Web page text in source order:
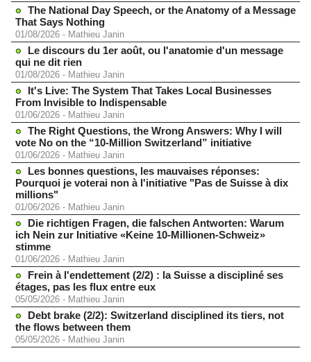
The National Day Speech, or the Anatomy of a Message
That Says Nothing
01/08/2026 - Mathieu Janin
Le discours du 1er août, ou l'anatomie d'un message
qui ne dit rien
01/08/2026 - Mathieu Janin
It's Live: The System That Takes Local Businesses
From Invisible to Indispensable
01/06/2026 - Mathieu Janin
The Right Questions, the Wrong Answers: Why I will
vote No on the “10-Million Switzerland” initiative
01/06/2026 - Mathieu Janin
Les bonnes questions, les mauvaises réponses:
Pourquoi je voterai non à l'initiative "Pas de Suisse à dix
millions"
01/06/2026 - Mathieu Janin
Die richtigen Fragen, die falschen Antworten: Warum
ich Nein zur Initiative «Keine 10-Millionen-Schweiz»
stimme
01/06/2026 - Mathieu Janin
Frein à l'endettement (2/2) : la Suisse a discipliné ses
étages, pas les flux entre eux
05/05/2026 - Mathieu Janin
Debt brake (2/2): Switzerland disciplined its tiers, not
the flows between them
05/05/2026 - Mathieu Janin